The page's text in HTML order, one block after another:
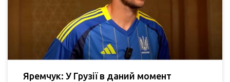
Яремчук: У Грузії в даний момент